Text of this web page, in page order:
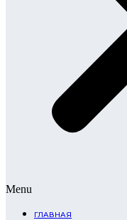
Menu
ГЛАВНАЯ